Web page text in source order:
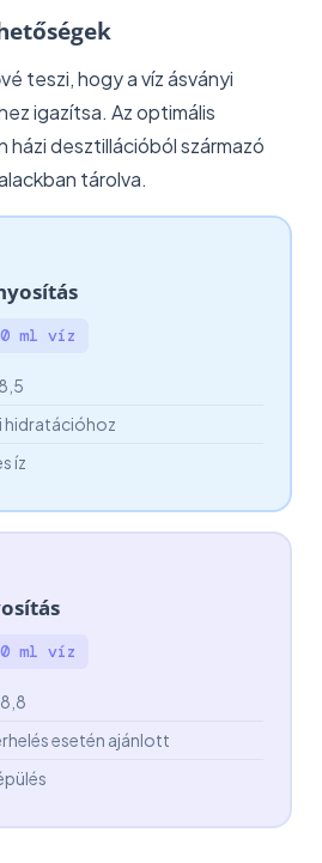
teszi, hogy a víz ásványi
igazítsa. Az optimális
desztillációból származó
tárolva.
ml víz
hidratációhoz
íz
ml víz
esetén ajánlott